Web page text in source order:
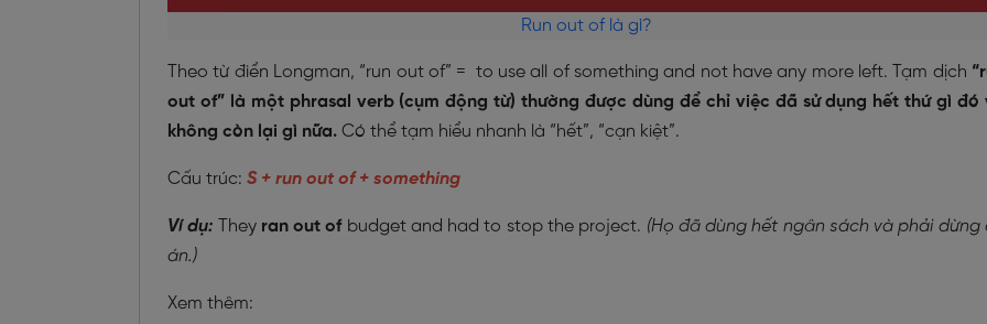
Run out of là gì?
Theo từ điển Longman, “run out of” = to use all of something and not have any more left. Tạm dịch
out of” là một phrasal verb (cụm động từ) thường được dùng để chỉ việc đã sử dụng hết thứ gì đó
không còn lại gì nữa. Có thể tạm hiểu nhanh là “hết”, “cạn kiệt”.
Cấu trúc: S + run out of + something
Ví dụ: They ran out ofbudget and had to stop the project. (Họ đã dùng hết ngân sách và phải dừng
án.)
Xem thêm: